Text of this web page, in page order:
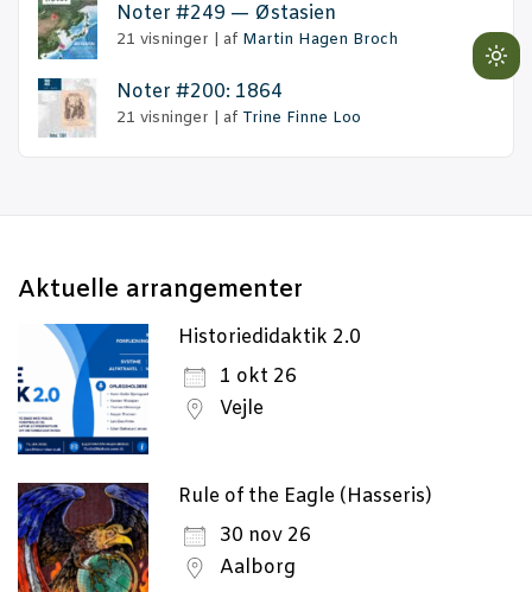
Noter #249 — Østasien
21 visninger af Martin Hagen Broch
Noter #200: 1864
21 visninger af Trine Finne Loo
Aktu­el­le arrangementer
Historiedidaktik 2.0
1 okt 26
Vejle
Rule of the Eagle (Hasseris)
30 nov 26
Aalborg